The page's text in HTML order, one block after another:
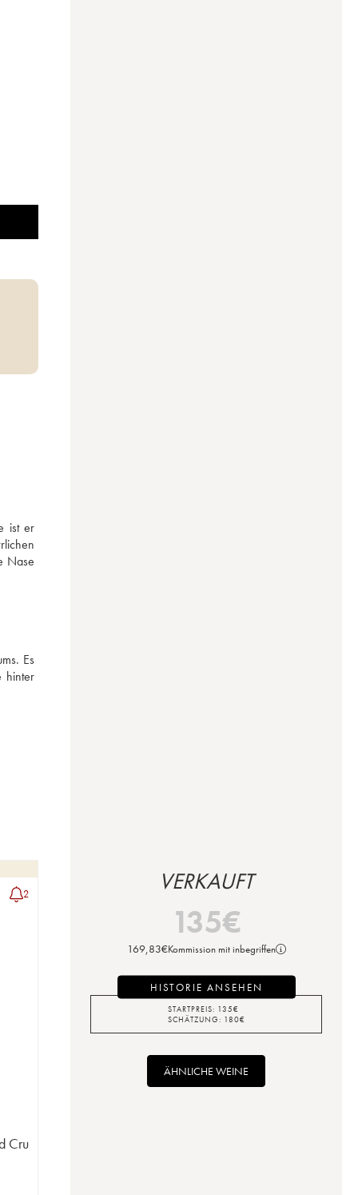
ist er
Nase
Es
hinter
2
Cru
VERKAUFT
135€
169,83€Kommission mit inbegriffen
HISTORIE ANSEHEN
STARTPREIS: 135€
SCHÄTZUNG: 180€
ÄHNLICHE WEINE